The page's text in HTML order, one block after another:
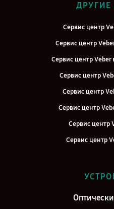
ДРУГИЕ
Сервис центр
Сервис центр
Сервис центр
Сервис центр
Сервис центр
Сервис центр
Сервис центр
Сервис центр
Сервис центр
Сервис центр